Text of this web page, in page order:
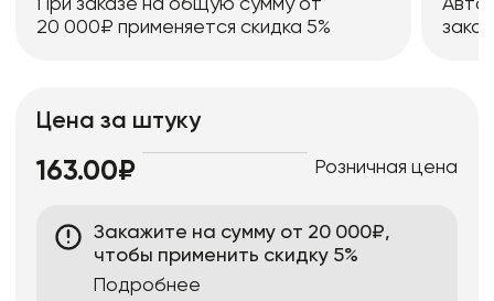
При заказе на общую сумму от
20 000₽ применяется скидка 5%
Цена за штуку
163.00₽ Розничная цена
Закажите на сумму от 20 000₽,
чтобы применить скидку 5%
Подробнее